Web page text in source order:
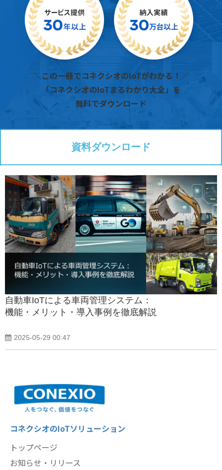
＼この一冊でコネクシオのIoTがわかる！／
「コネクシオのIoTまるわかり大全」を
無料でダウンロード
資料ダウンロード
自動車IoTによる車両管理システム：
機能・メリット・導入事例を徹底解説
2025-05-29 00:47
コネクシオのIoTソリューション
トップページ
お知らせ・リリース